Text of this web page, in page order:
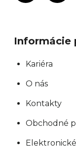
Informácie
Kariéra
O nás
Kontakty
Obchodné